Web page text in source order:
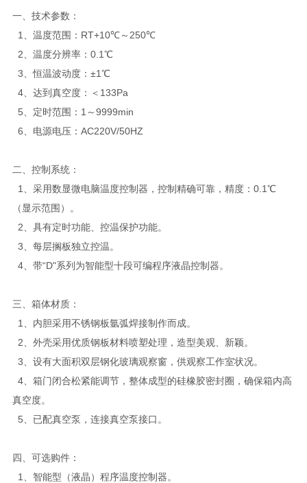
一、技术参数：
1、温度范围：RT+10℃～250℃
2、温度分辨率：0.1℃
3、恒温波动度：±1℃
4、达到真空度：＜133Pa
5、定时范围：1～9999min
6、电源电压：AC220V/50HZ
二、控制系统：
1、采用数显微电脑温度控制器，控制精确可靠，精度：0.1℃
（显示范围）。
2、具有定时功能、控温保护功能。
3、每层搁板独立控温。
4、带“D"系列为智能型十段可编程序液晶控制器。
三、箱体材质：
1、内胆采用不锈钢板氩弧焊接制作而成。
2、外壳采用优质钢板材料喷塑处理，造型美观、新颖。
3、设有大面积双层钢化玻璃观察窗，供观察工作室状况。
4、箱门闭合松紧能调节，整体成型的硅橡胶密封圈，确保箱内高
真空度。
5、已配真空泵，连接真空泵接口。
四、可选购件：
1、智能型（液晶）程序温度控制器。